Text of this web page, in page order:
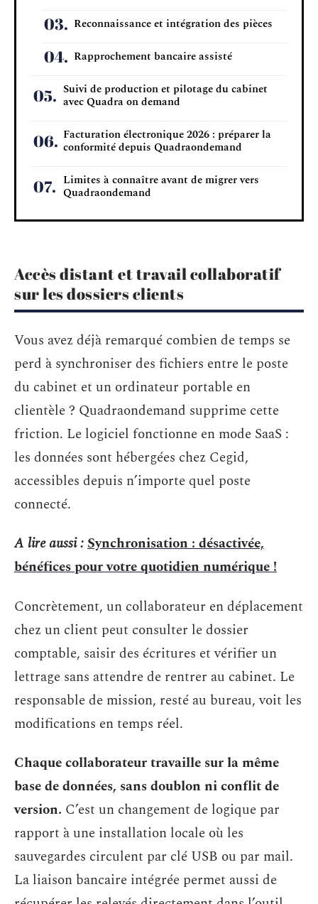
Reconnaissance et intégration des pièces
Rapprochement bancaire assisté
Suivi de production et pilotage du cabinet
avec Quadra on demand
Facturation électronique 2026 : préparer la
conformité depuis Quadraondemand
Limites à connaître avant de migrer vers
Quadraondemand
Accès distant et travail collaboratif
sur les dossiers clients
Vous avez déjà remarqué combien de temps se
perd à synchroniser des fichiers entre le poste
du cabinet et un ordinateur portable en
clientèle ? Quadraondemand supprime cette
friction. Le logiciel fonctionne en mode SaaS :
les données sont hébergées chez Cegid,
accessibles depuis n’importe quel poste
connecté.
A lire aussi :Synchronisation : désactivée,
bénéfices pour votre quotidien numérique !
Concrètement, un collaborateur en déplacement
chez un client peut consulter le dossier
comptable, saisir des écritures et vérifier un
lettrage sans attendre de rentrer au cabinet. Le
responsable de mission, resté au bureau, voit les
modifications en temps réel.
Chaque collaborateur travaille sur la même
base de données, sans doublon ni conflit de
version. C’est un changement de logique par
rapport à une installation locale où les
sauvegardes circulent par clé USB ou par mail.
La liaison bancaire intégrée permet aussi de